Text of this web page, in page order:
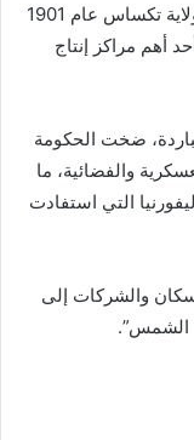
وكان اكتشاف حقل سبيندلتوب النفطي في ولاية تكساس عام 1901
أهم مراكز إنتاج
ضخت الحكومة
والفضائية، ما
التي استفادت
والشركات إلى
الشمس”.